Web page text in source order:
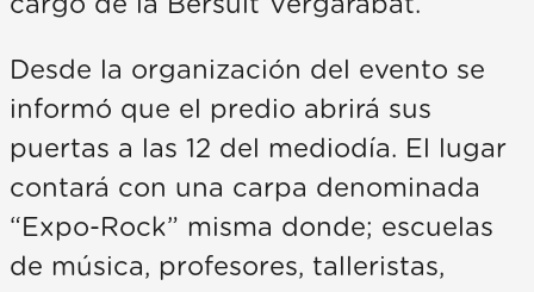
Desde la organización del evento se
informó que el predio abrirá sus
puertas a las 12 del mediodía. El lugar
contará con una carpa denominada
“Expo-Rock” misma donde; escuelas
de música, profesores, talleristas,